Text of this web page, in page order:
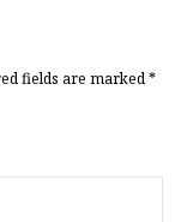
fields are marked*